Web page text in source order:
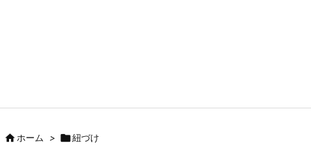
ホーム > 紐づけ